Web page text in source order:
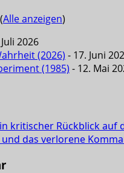
(Alle anzeigen)
2026
(2026) - 17. Juni
(1985) - 12. Mai
kritischer Rückblick auf
das verlorene